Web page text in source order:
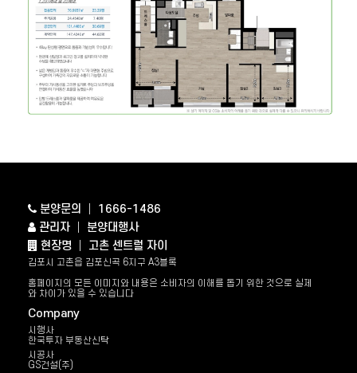
분양문의 │ 1666-1486
관리자 │ 분양대행사
현장명 │ 고촌 센트럴 자이
김포시 고촌읍 김포신곡 6지구 A3블록
홈페이지의 모든 이미지와 내용은 소비자의 이해를 돕기 위한 것으로 실제
와 차이가 있을 수 있습니다
Company
시행사
한국투자 부동산신탁
시공사
GS건설(주)